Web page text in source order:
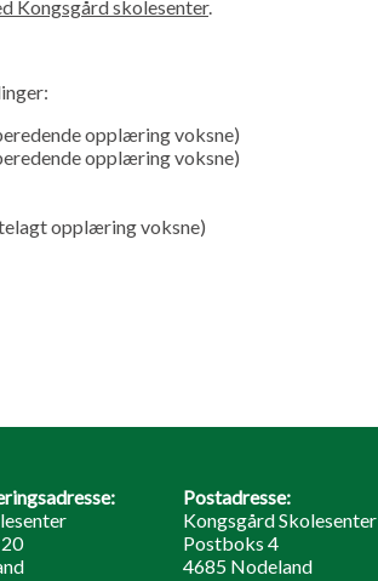
Kongsgård skolesenter.
opplæring voksne)
opplæring voksne)
opplæring voksne)
Postadresse:
Kongsgård Skolesenter
Postboks 4
4685 Nodeland